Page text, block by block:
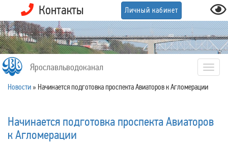
Контакты Личный кабинет
Ярославльводоканал
Новости » Начинается подготовка проспекта Авиаторов к Агломерации
Начинается подготовка проспекта Авиаторов
к Агломерации